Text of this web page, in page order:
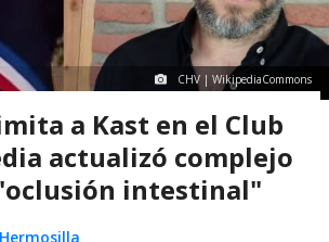
CHV | WikipediaCommons
a Kast en el Club
actualizó complejo
intestinal"